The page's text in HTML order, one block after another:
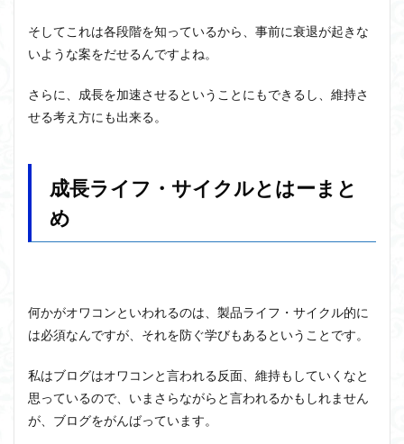
そしてこれは各段階を知っているから、事前に衰退が起きな
いような案をだせるんですよね。
さらに、成長を加速させるということにもできるし、維持さ
せる考え方にも出来る。
成長ライフ・サイクルとはーまと
め
何かがオワコンといわれるのは、製品ライフ・サイクル的に
は必須なんですが、それを防ぐ学びもあるということです。
私はブログはオワコンと言われる反面、維持もしていくなと
思っているので、いまさらながらと言われるかもしれません
が、ブログをがんばっています。